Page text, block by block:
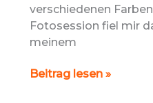
verschiedenen
Fotosession fiel mir
meinem
Gebrauchte
Beitrag lesen »